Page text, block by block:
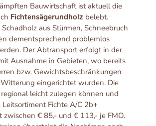
Bauwirtschaft ist aktuell die
Fichtensägerundholzbelebt.
aus Stürmen, Schneebruch
dementsprechend problemlos
Der Abtransport erfolgt in der
Ausnahme in Gebieten, wo bereits
bzw. Gewichtsbeschränkungen
eingerichtet wurden. Die
leicht zulegen können und
Leitsortiment Fichte A/C 2b+
zwischen € 85,- und € 113,- je FMO.